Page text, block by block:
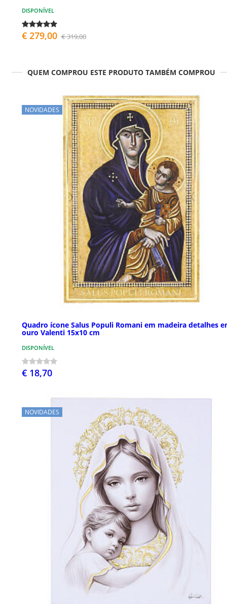
DISPONÍVEL
€ 279,00 € 319,00
QUEM COMPROU ESTE PRODUTO TAMBÉM COMPROU
NOVIDADES
Quadro ícone Salus Populi Romani em madeira detalhes
ouro Valenti 15x10 cm
DISPONÍVEL
€ 18,70
NOVIDADES